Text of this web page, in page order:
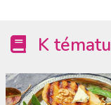
K tématu